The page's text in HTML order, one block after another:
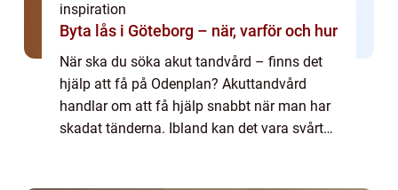
inspiration
Byta lås i Göteborg – när, varför och hur
När ska du söka akut tandvård – finns det
hjälp att få på Odenplan? Akuttandvård
handlar om att få hjälp snabbt när man har
skadat tänderna. Ibland kan det vara svårt